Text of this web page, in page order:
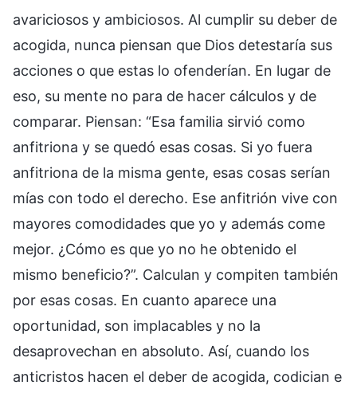
avariciosos y ambiciosos. Al cumplir su deber de
acogida, nunca piensan que Dios detestaría sus
acciones o que estas lo ofenderían. En lugar de
eso, su mente no para de hacer cálculos y de
comparar. Piensan: “Esa familia sirvió como
anfitriona y se quedó esas cosas. Si yo fuera
anfitriona de la misma gente, esas cosas serían
mías con todo el derecho. Ese anfitrión vive con
mayores comodidades que yo y además come
mejor. ¿Cómo es que yo no he obtenido el
mismo beneficio?”. Calculan y compiten también
por esas cosas. En cuanto aparece una
oportunidad, son implacables y no la
desaprovechan en absoluto. Así, cuando los
anticristos hacen el deber de acogida, codician e